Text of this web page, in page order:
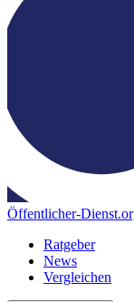
Öffentlicher-
Ratgeber
News
Vergleichen